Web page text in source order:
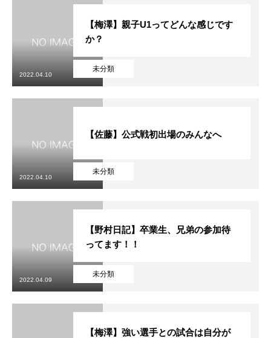
未分類
【梅澤】親子U1ってどんな感じです
か？
2022.04.10
未分類
【佐藤】公式戦初出場のみんなへ
2022.04.10
未分類
【野村日記】卒業生、兄弟の参加待
ってます！！
2022.04.09
【梅澤】強い選手との試合は自分が